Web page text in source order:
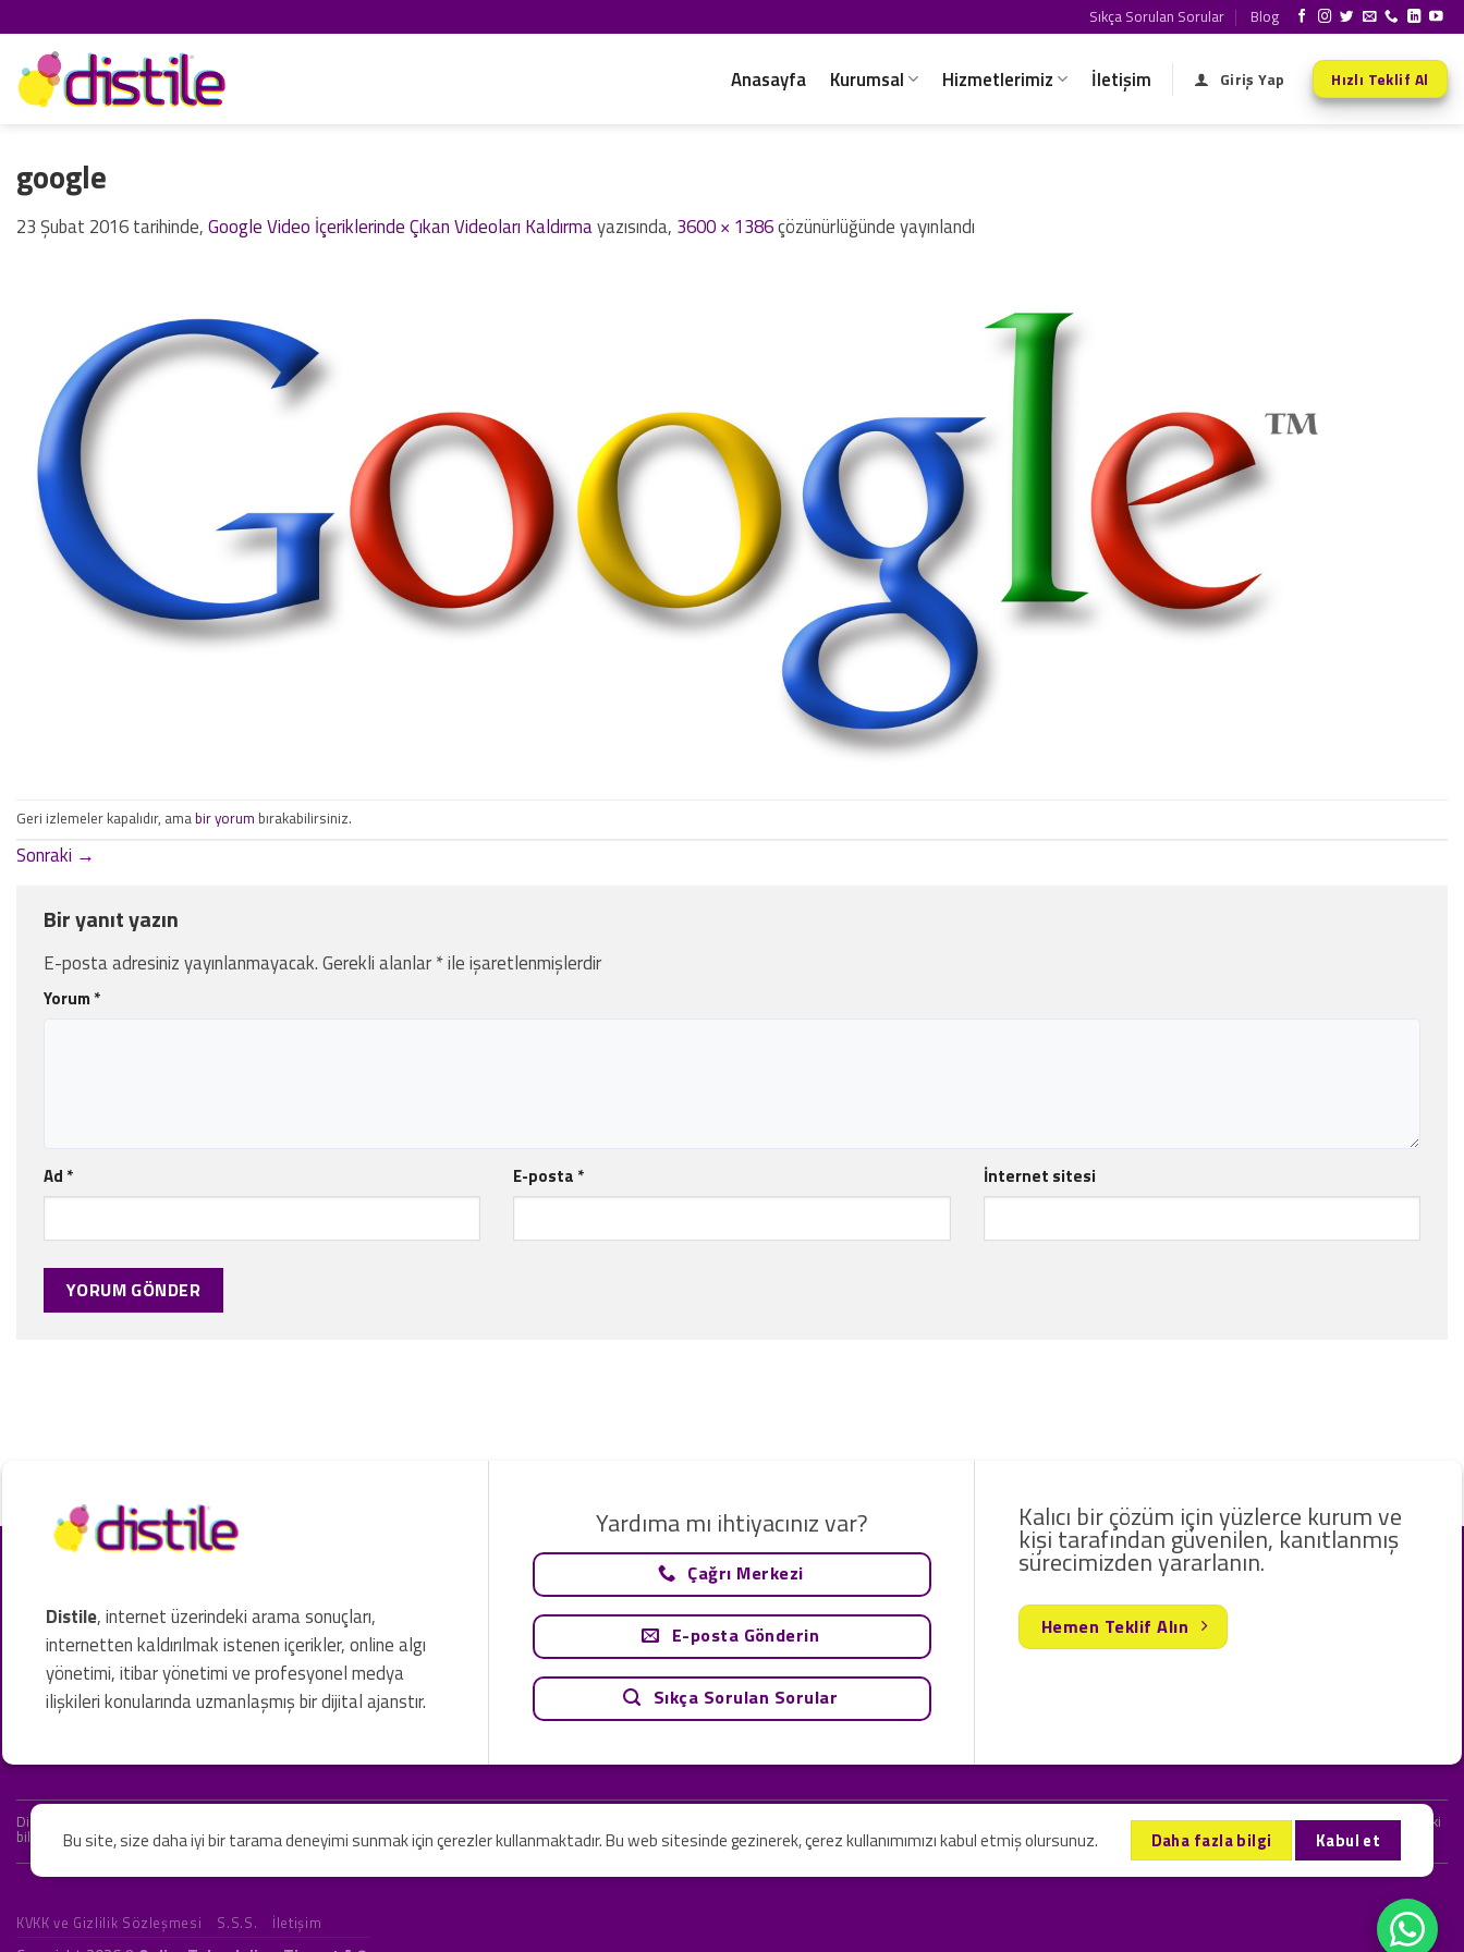
atla
Sıkça Sorulan Sorular Blog
Anasayfa Kurumsal Hizmetlerimiz İletişim Giriş Yap Hızlı Teklif Al
google
23 Şubat 2016tarihinde,Google Video İçeriklerinde Çıkan Videoları Kaldırmayazısında, 3600 × 1386çözünürlüğünde yayınlandı
Geri izlemeler kapalıdır, amabir yorum bırakabilirsiniz.
Sonraki →
Bir yanıt yazın
E-posta adresiniz yayınlanmayacak.Gerekli alanlar*ile işaretlenmişlerdir
Yorum *
Ad * E-posta * İnternet sitesi
Distile, internet üzerindeki arama sonuçları,
internetten kaldırılmak istenen içerikler, online algı
yönetimi, itibar yönetimi ve profesyonel medya
ilişkileri konularında uzmanlaşmış bir dijital ajanstır.
Yardıma mı ihtiyacınız var?
Çağrı Merkezi
E-posta Gönderin
Sıkça Sorulan Sorular
Kalıcı bir çözüm için yüzlerce kurum ve
kişi tarafından güvenilen, kanıtlanmış
sürecimizden yararlanın.
Hemen Teklif Alın
Distile bir hukuk firması değildir ve hizmetlerimizin hiçbiri resmi hukuki tavsiye olarak değerlendirilemez. Sadece teknoloji ve danışmanlık şirketi olarak hizmet vermekteyiz. Web sitemizde ve sizinle kurduğumuz iletişimlerdeki
bilgiler yalnızca genel bilgi niteliğindedir. Yasal tavsiye olarak değerlendirilmesi amaçlanmamıştır.
KVKK ve Gizlilik Sözleşmesi S.S.S. İletişim
Bu site, size daha iyi bir tarama deneyimi sunmak için çerezler kullanmaktadır. Bu web sitesinde gezinerek, çerez kullanımımızı kabul etmiş olursunuz. Daha fazla bilgi Kabul et